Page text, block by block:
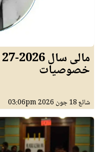
خصوصیات
شائع18 جون 2026 03:06pm